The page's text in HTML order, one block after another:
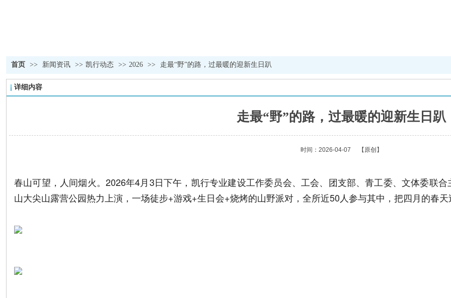
首页 >> 新闻资讯 >> 凯行动态 >> 2026 >> 走最“野”的路，过最暖的迎新生日趴
详细内容
走最“野”的路，过最暖的迎新生日趴
时间：2026-04-07 【原创】
春山可望，人间烟火。2026年4月3日下午，凯行专业建设工作委员会、工会、团支部、青工委、文体委联合
山大尖山露营公园热力上演，一场徒步+游戏+生日会+烧烤的山野派对，全所近50人参与其中，把四月的春